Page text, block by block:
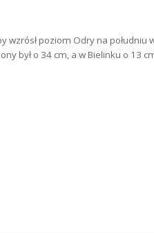
wzrósł poziom Odry na
był o 34 cm, a w Bielinku o 13